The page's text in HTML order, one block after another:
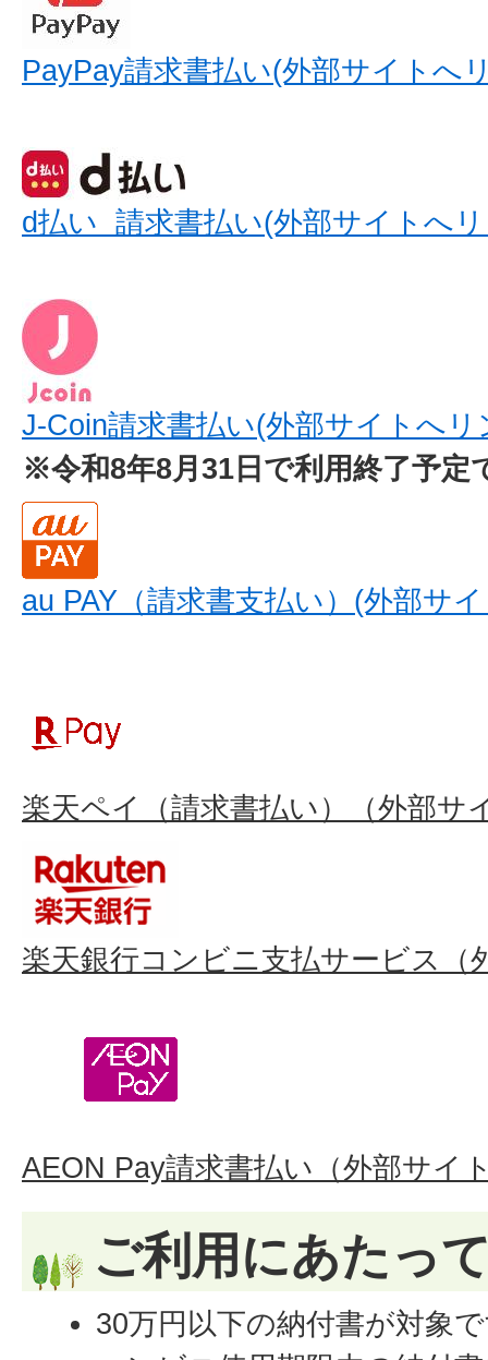
PayPay請求書払い(外部サイトへ
d払い 請求書払い(外部サイトへ
J-Coin請求書払い(外部サイトへリ
※令和8年8月31日で利用終了予定
au PAY（請求書支払い）(外部サ
楽天ペイ（請求書払い）（外部サ
楽天銀行コンビニ支払サービス（
AEON Pay請求書払い（外部サイ
ご利用にあたっ
30万円以下の納付書が対象